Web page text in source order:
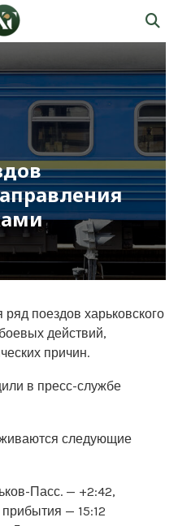
поездов харьковского
действий,
причин.
в пресс-службе
следующие
Пасс. — +2:42,
— 15:12